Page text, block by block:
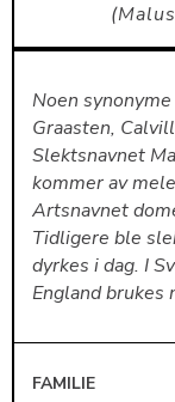
Noen
Graasten,
Slektsnavnet
kommer av
Artsnavnet
Tidligere ble
dyrkes i dag. I
England brukes
FAMILIE